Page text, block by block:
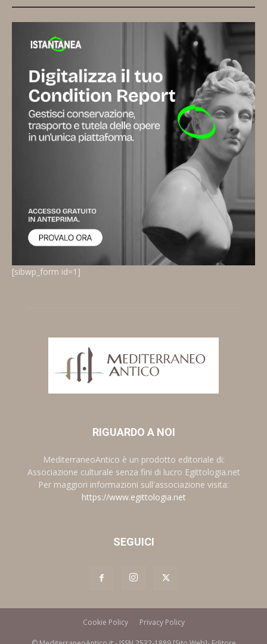
[sibwp_form id=1]
RIGUARDO A NOI
MediterraneoAntico è un prodotto editoriale di:
Associazione culturale senza fini di lucro Egittologia.net
Per maggiori informazioni sull'associazione visita:
https://www.egittologia.net
SEGUICI
Cookie Policy Privacy Policy